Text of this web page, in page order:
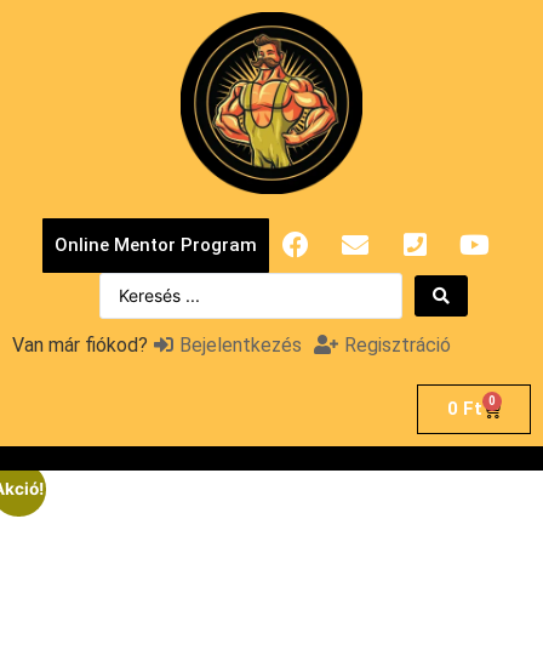
Online Mentor Program
Van már fiókod? Bejelentkezés Regisztráció
0 Ft 0